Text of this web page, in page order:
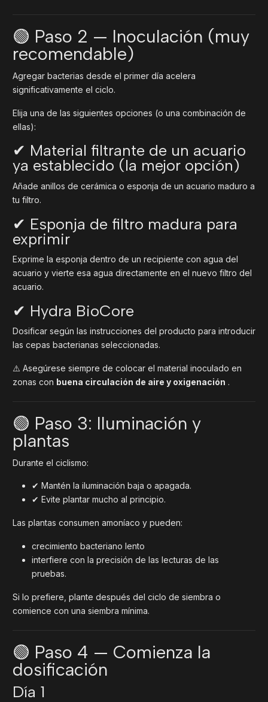
🟢 Paso 2 — Inoculación (muy
recomendable)
Agregar bacterias desde el primer día acelera
significativamente el ciclo.
Elija una de las siguientes opciones (o una combinación de
ellas):
✔ Material filtrante de un acuario
ya establecido (la mejor opción)
Añade anillos de cerámica o esponja de un acuario maduro a
tu filtro.
✔ Esponja de filtro madura para
exprimir
Exprime la esponja dentro de un recipiente con agua del
acuario y vierte esa agua directamente en el nuevo filtro del
acuario.
✔ Hydra BioCore
Dosificar según las instrucciones del producto para introducir
las cepas bacterianas seleccionadas.
⚠️ Asegúrese siempre de colocar el material inoculado en
zonas con buena circulación de aire y oxigenación .
🟢 Paso 3: Iluminación y
plantas
Durante el ciclismo:
✔ Mantén la iluminación baja o apagada.
✔ Evite plantar mucho al principio.
Las plantas consumen amoníaco y pueden:
crecimiento bacteriano lento
interfiere con la precisión de las lecturas de las
pruebas.
Si lo prefiere, plante después del ciclo de siembra o
comience con una siembra mínima.
🟢 Paso 4 — Comienza la
dosificación
Día 1